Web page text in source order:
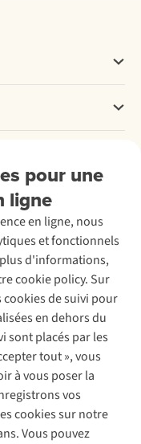
pour une
ligne
en ligne, nous
et fonctionnels
d'informations,
cookie policy. Sur
cookies de suivi pour
en dehors du
sont placés par les
tout », vous
à vous poser la
vos
cookies sur notre
Vous pouvez